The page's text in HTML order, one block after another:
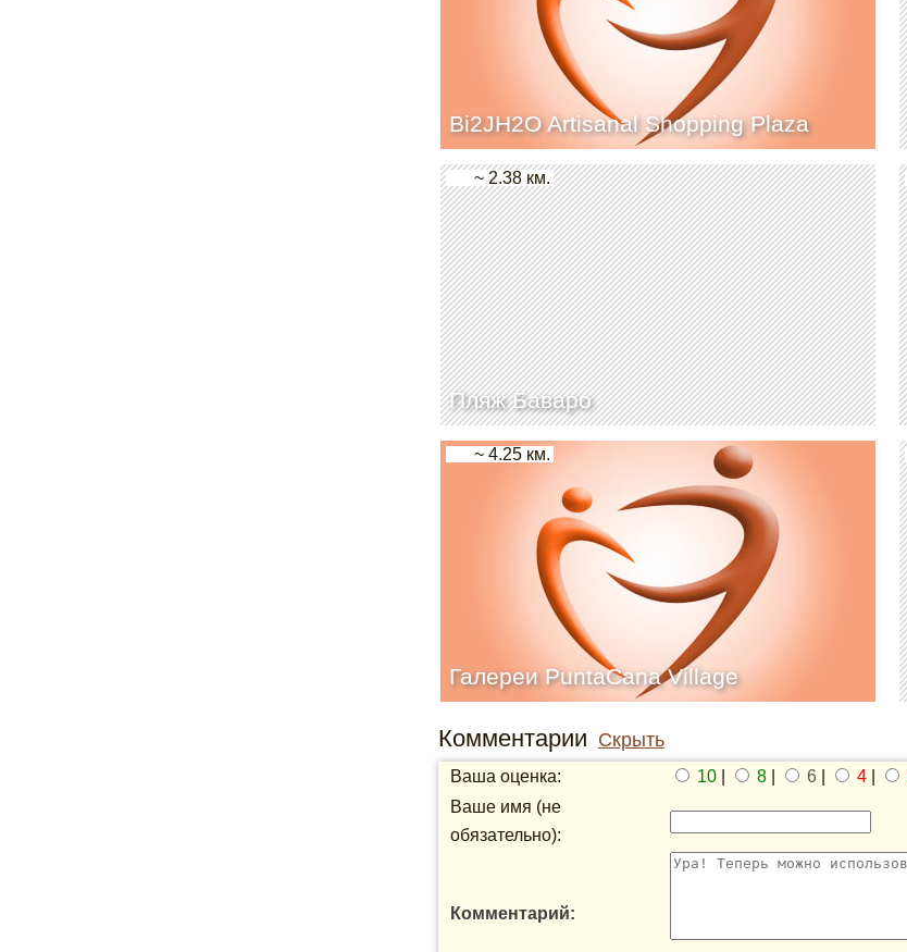
Bi2JH2O Artisanal Shopping Plaza
Пляж Баваро
~ 2.38 км.
Галереи PuntaCana Village
~ 4.25 км.
Комментарии Скрыть
Ваша оценка: 10| 8| 6| 4|
Ваше имя (не
обязательно):
Комментарий: